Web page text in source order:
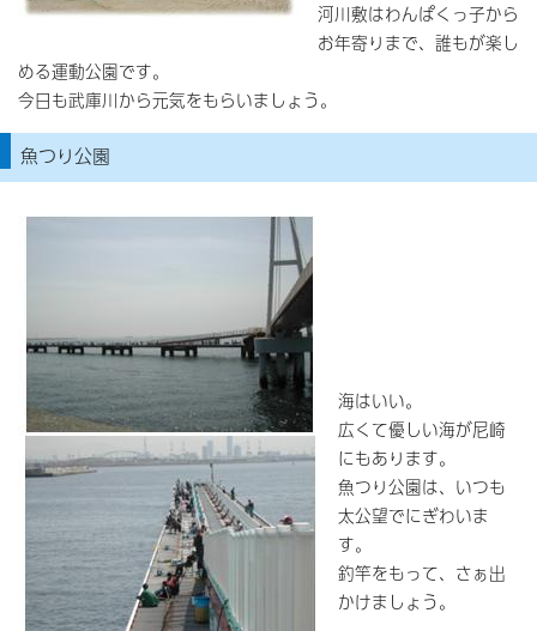
河川敷はわんぱくっ子から
お年寄りまで、誰もが楽し
める運動公園です。
今日も武庫川から元気をもらいましょう。
魚つり公園
海はいい。
広くて優しい海が尼崎
にもあります。
魚つり公園は、いつも
太公望でにぎわいま
す。
釣竿をもって、さぁ出
かけましょう。